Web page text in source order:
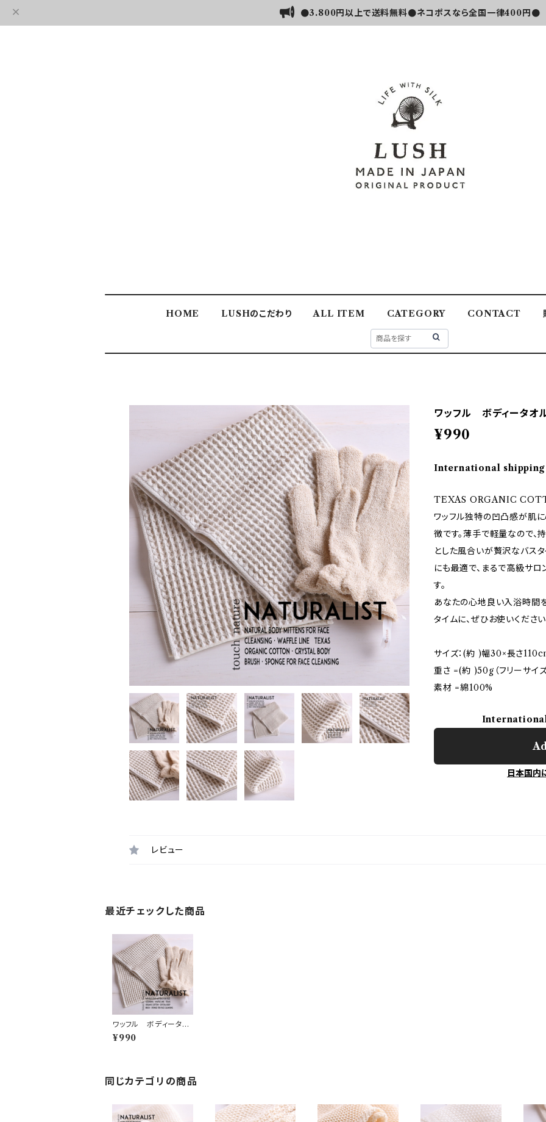
●3.800円以上で送料無料●ネコポスなら全国一律400円●
HOME LUSHのこだわり ALL ITEM CATEGORY CONTACT
ワッフル ボディータオ
¥990
International
TEXAS ORGANIC
ワッフル独特の凹凸感が肌
徴です。薄手で軽量なので、
とした風合いが贅沢なバス
にも最適で、まるで高級サ
す。
あなたの心地良い入浴時間
タイムに、ぜひお使いください
サイズ：(約 )幅30×長さ
重さ =(約 )50g（フリーサイズ
素材 =綿100%
日本国内
レビュー
最近チェックした商品
ワッフル ボディータオ
ル
¥990
同じカテゴリの商品